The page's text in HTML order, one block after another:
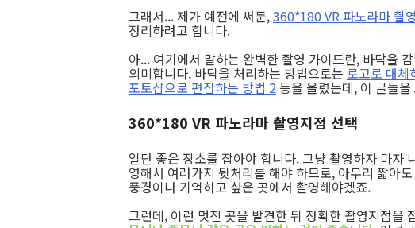
그래서... 제가 예전에 써둔,360*180 VR 파노라마 촬
정리하려고 합니다.
아... 여기에서 말하는 완벽한 촬영 가이드란, 바닥을
의미합니다. 바닥을 처리하는 방법으로는 로고로 대체
포토샵으로 편집하는 방법 2 등을 올렸는데, 이 글들
360*180 VR 파노라마 촬영지점 선택
일단 좋은 장소를 잡아야 합니다. 그냥 촬영하자 마자
영해서 여러가지 뒷처리를 해야 하므로, 아무리 짧아
풍경이나 기억하고 싶은 곳에서 촬영해야겠죠.
그런데, 이런 멋진 곳을 발견한 뒤 정확한 촬영지점을